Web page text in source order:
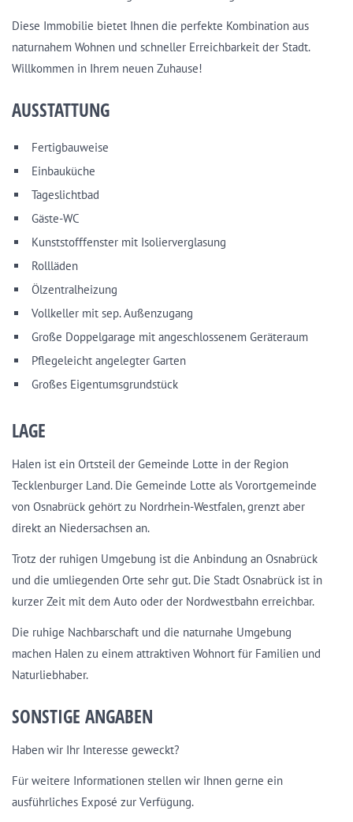
Diese Immobilie bietet Ihnen die perfekte Kombination aus
naturnahem Wohnen und schneller Erreichbarkeit der Stadt.
Willkommen in Ihrem neuen Zuhause!
AUSSTATTUNG
Fertigbauweise
Einbauküche
Tageslichtbad
Gäste-WC
Kunststofffenster mit Isolierverglasung
Rollläden
Ölzentralheizung
Vollkeller mit sep. Außenzugang
Große Doppelgarage mit angeschlossenem Geräteraum
Pflegeleicht angelegter Garten
Großes Eigentumsgrundstück
LAGE
Halen ist ein Ortsteil der Gemeinde Lotte in der Region
Tecklenburger Land. Die Gemeinde Lotte als Vorortgemeinde
von Osnabrück gehört zu Nordrhein-Westfalen, grenzt aber
direkt an Niedersachsen an.
Trotz der ruhigen Umgebung ist die Anbindung an Osnabrück
und die umliegenden Orte sehr gut. Die Stadt Osnabrück ist in
kurzer Zeit mit dem Auto oder der Nordwestbahn erreichbar.
Die ruhige Nachbarschaft und die naturnahe Umgebung
machen Halen zu einem attraktiven Wohnort für Familien und
Naturliebhaber.
SONSTIGE ANGABEN
Haben wir Ihr Interesse geweckt?
Für weitere Informationen stellen wir Ihnen gerne ein
ausführliches Exposé zur Verfügung.